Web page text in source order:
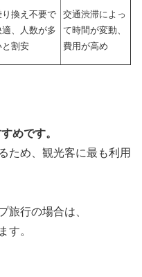
り換え不要で
適、人数が多
と割安
交通渋滞によっ
て時間が変動、
費用が高め
めです。
ため、観光客に最も利用
旅行の場合は、
す。